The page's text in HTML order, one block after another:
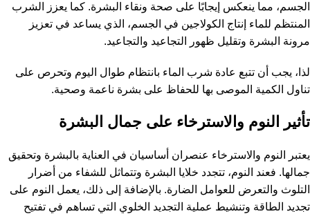
الجسم، مما ينعكس إيجابًا على صحة ونقاء البشرة. كما يعزز الشرب
المنتظم للماء إنتاج الكولاجين في الجسم، الذي يساعد في تعزيز
مرونة البشرة وتقليل ظهور التجاعيد والتجاعيد.
لذا، يجب أن تتبع عادة شرب الماء بانتظام طوال اليوم وتحرص على
تناول الكمية الموصى بها للحفاظ على بشرة ناعمة وصحية.
تأثير النوم والاسترخاء على جمال البشرة
يعتبر النوم والاسترخاء عنصران أساسيان في العناية بالبشرة وتحقيق
جمالها. فعند النوم، تتجدد خلايا البشرة وتتماثل للشفاء من أضرار
التلوث والتعرض للعوامل الضارة. بالإضافة إلى ذلك، يعمل النوم على
تجديد الطاقة وتنشيط عملية التجديد الخلوي التي تساهم في تفتيح